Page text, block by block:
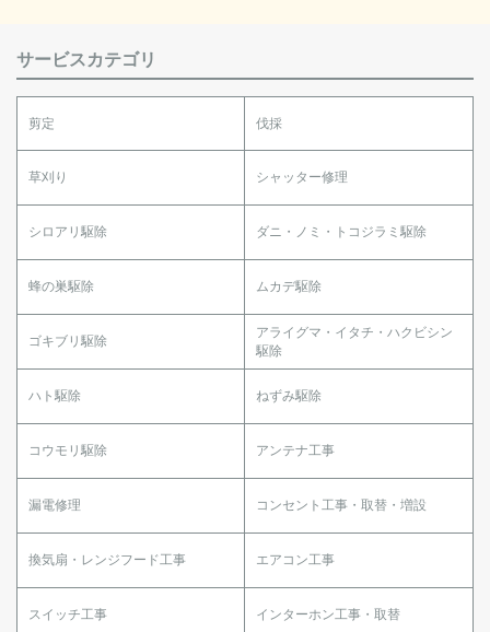
サービスカテゴリ
剪定 伐採
草刈り シャッター修理
シロアリ駆除 ダニ・ノミ・トコジラミ駆除
蜂の巣駆除 ムカデ駆除
ゴキブリ駆除
アライグマ・イタチ・ハクビシン
駆除
ハト駆除 ねずみ駆除
コウモリ駆除 アンテナ工事
漏電修理 コンセント工事・取替・増設
換気扇・レンジフード工事 エアコン工事
スイッチ工事 インターホン工事・取替